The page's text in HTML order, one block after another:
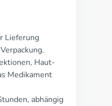
Lieferung
Haut-
Medikament
abhängig